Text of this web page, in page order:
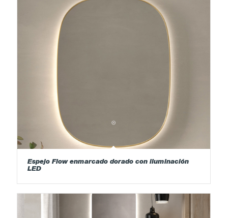
Espejo Flow enmarcado dorado con iluminación
LED